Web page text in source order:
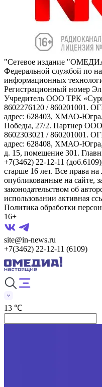
"Сетевое издание
Федеральной службой по
информационных
Регистрационный номер
Учредитель ООО ТРК
8602276120 / 860201001.
адрес: 628403, ХМАО-Югра,
Победы, 27/2. Партнер
8602303021 / 860201001.
адрес: 628408, ХМАО-Югра,
д. 15, помещение 301.
+7(3462) 22-12-11
старше 16 лет. Все права
опубликованные на сайте,
законодательством об
использовании активная
Политика обработки
16+
site@in-news.ru
+7(3462) 22-12-11 (6109)
13 ℃